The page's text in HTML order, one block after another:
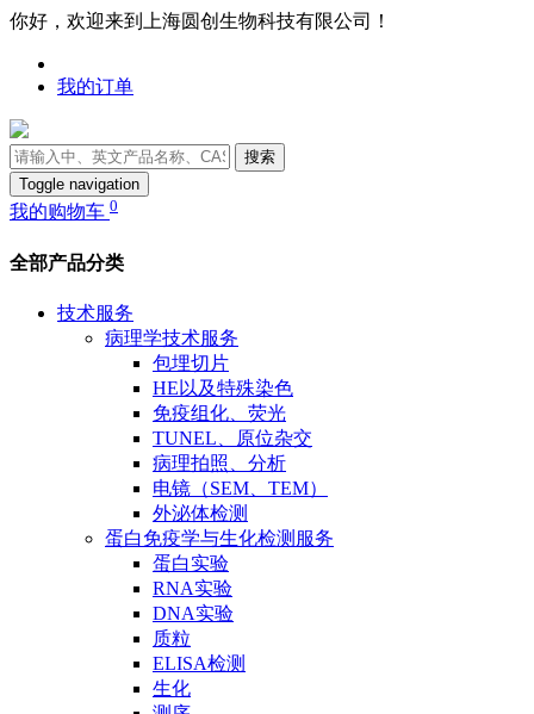
你好，欢迎来到上海圆创生物科技有限公司！
我的订单
搜索
Toggle navigation
我的购物车 0
全部产品分类
技术服务
病理学技术服务
包埋切片
HE以及特殊染色
免疫组化、荧光
TUNEL、原位杂交
病理拍照、分析
电镜（SEM、TEM）
外泌体检测
蛋白免疫学与生化检测服务
蛋白实验
RNA实验
DNA实验
质粒
ELISA检测
生化